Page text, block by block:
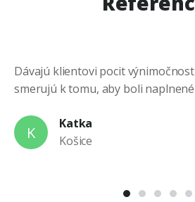
Dávajú klientovi pocit
smerujú k tomu, aby boli
K
Katka
Košice